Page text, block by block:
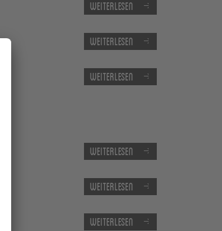
Weiterlesen
Weiterlesen
Weiterlesen
Weiterlesen
Weiterlesen
Weiterlesen